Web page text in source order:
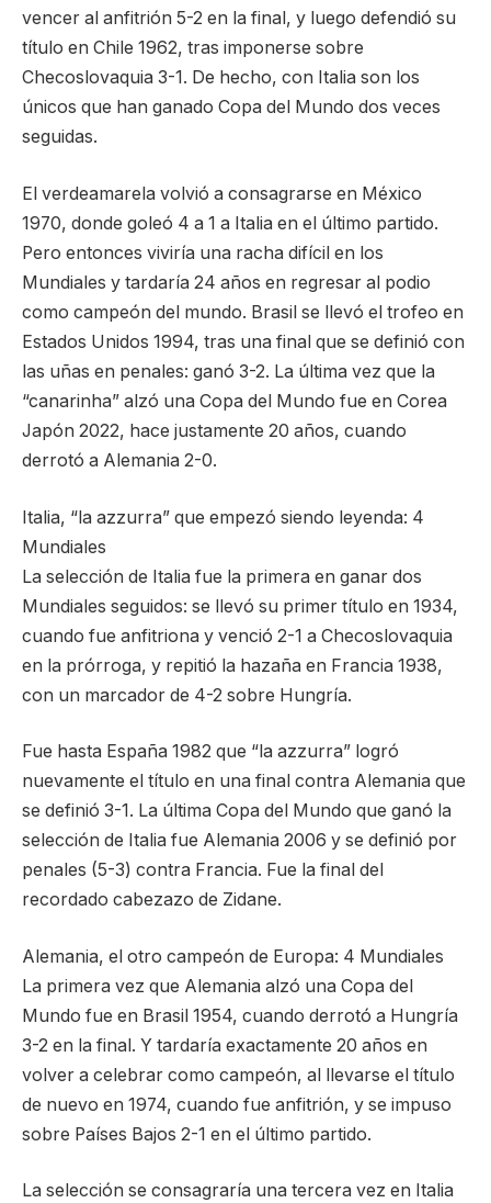
vencer al anfitrión 5-2 en la final, y luego defendió su
título en Chile 1962, tras imponerse sobre
Checoslovaquia 3-1. De hecho, con Italia son los
únicos que han ganado Copa del Mundo dos veces
seguidas.
El verdeamarela volvió a consagrarse en México
1970, donde goleó 4 a 1 a Italia en el último partido.
Pero entonces viviría una racha difícil en los
Mundiales y tardaría 24 años en regresar al podio
como campeón del mundo. Brasil se llevó el trofeo en
Estados Unidos 1994, tras una final que se definió con
las uñas en penales: ganó 3-2. La última vez que la
“canarinha” alzó una Copa del Mundo fue en Corea
Japón 2022, hace justamente 20 años, cuando
derrotó a Alemania 2-0.
Italia, “la azzurra” que empezó siendo leyenda: 4
Mundiales
La selección de Italia fue la primera en ganar dos
Mundiales seguidos: se llevó su primer título en 1934,
cuando fue anfitriona y venció 2-1 a Checoslovaquia
en la prórroga, y repitió la hazaña en Francia 1938,
con un marcador de 4-2 sobre Hungría.
Fue hasta España 1982 que “la azzurra” logró
nuevamente el título en una final contra Alemania que
se definió 3-1. La última Copa del Mundo que ganó la
selección de Italia fue Alemania 2006 y se definió por
penales (5-3) contra Francia. Fue la final del
recordado cabezazo de Zidane.
Alemania, el otro campeón de Europa: 4 Mundiales
La primera vez que Alemania alzó una Copa del
Mundo fue en Brasil 1954, cuando derrotó a Hungría
3-2 en la final. Y tardaría exactamente 20 años en
volver a celebrar como campeón, al llevarse el título
de nuevo en 1974, cuando fue anfitrión, y se impuso
sobre Países Bajos 2-1 en el último partido.
La selección se consagraría una tercera vez en Italia